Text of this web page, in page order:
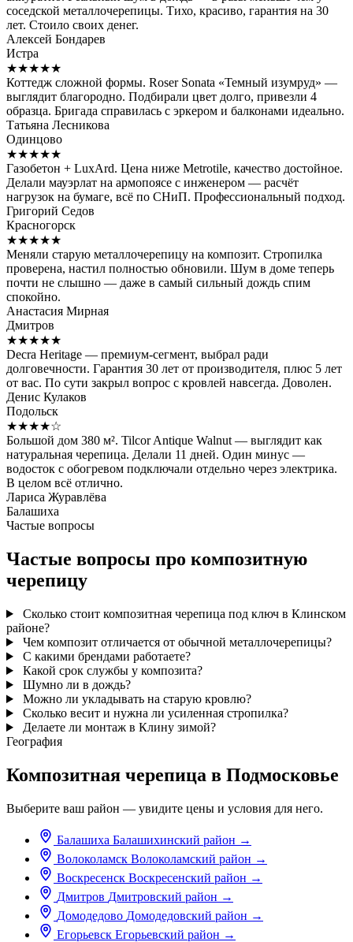
соседской металлочерепицы. Тихо, красиво, гарантия на 30
лет. Стоило своих денег.
Алексей Бондарев
Истра
★★★★★
Коттедж сложной формы. Roser Sonata «Темный изумруд» —
выглядит благородно. Подбирали цвет долго, привезли 4
образца. Бригада справилась с эркером и балконами идеально.
Татьяна Лесникова
Одинцово
★★★★★
Газобетон + LuxArd. Цена ниже Metrotile, качество достойное.
Делали мауэрлат на армопоясе с инженером — расчёт
нагрузок на бумаге, всё по СНиП. Профессиональный подход.
Григорий Седов
Красногорск
★★★★★
Меняли старую металлочерепицу на композит. Стропилка
проверена, настил полностью обновили. Шум в доме теперь
почти не слышно — даже в самый сильный дождь спим
спокойно.
Анастасия Мирная
Дмитров
★★★★★
Decra Heritage — премиум-сегмент, выбрал ради
долговечности. Гарантия 30 лет от производителя, плюс 5 лет
от вас. По сути закрыл вопрос с кровлей навсегда. Доволен.
Денис Кулаков
Подольск
★★★★☆
Большой дом 380 м². Tilcor Antique Walnut — выглядит как
натуральная черепица. Делали 11 дней. Один минус —
водосток с обогревом подключали отдельно через электрика.
В целом всё отлично.
Лариса Журавлёва
Балашиха
Частые вопросы
Частые вопросы про композитную
черепицу
Сколько стоит композитная черепица под ключ в Клинском
районе?
Чем композит отличается от обычной металлочерепицы?
С какими брендами работаете?
Какой срок службы у композита?
Шумно ли в дождь?
Можно ли укладывать на старую кровлю?
Сколько весит и нужна ли усиленная стропилка?
Делаете ли монтаж в Клину зимой?
География
Композитная черепица в Подмосковье
Выберите ваш район — увидите цены и условия для него.
Балашиха Балашихинский район →
Волоколамск Волоколамский район →
Воскресенск Воскресенский район →
Дмитров Дмитровский район →
Домодедово Домодедовский район →
Егорьевск Егорьевский район →